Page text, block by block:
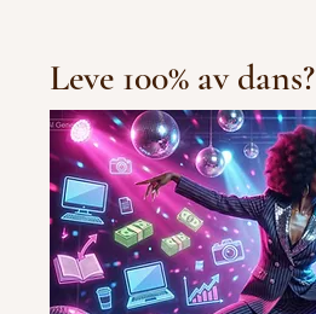
Leve 100% av dans?